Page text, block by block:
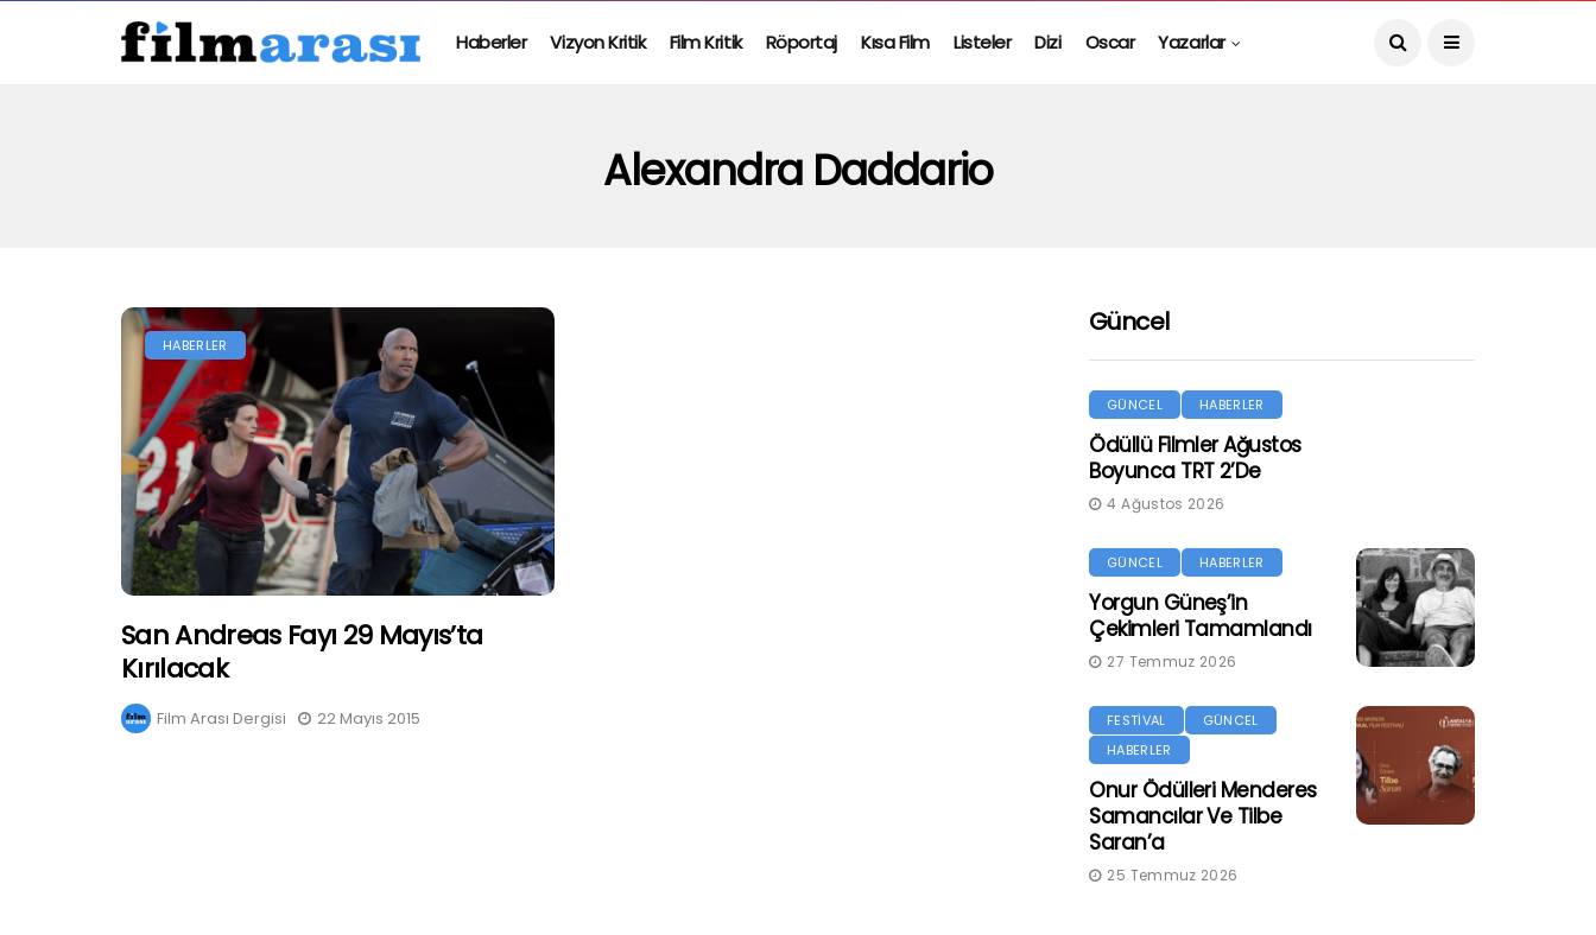
Haberler Vizyon Kritik Film Kritik Röportaj Kısa Film Listeler Dizi Oscar Yazarlar
Alexandra Daddario
HABERLER
San Andreas Fayı 29 Mayıs’ta
Kırılacak
Film Arası Dergisi 22 Mayıs 2015
Güncel
GÜNCEL HABERLER
Ödüllü Filmler Ağustos
Boyunca TRT 2’de
4 Ağustos 2026
GÜNCEL HABERLER
Yorgun Güneş’in
Çekimleri Tamamlandı
27 Temmuz 2026
FESTİVAL
GÜNCEL
HABERLER
Onur Ödülleri Menderes
Samancılar Ve Tilbe
Saran’a
25 Temmuz 2026